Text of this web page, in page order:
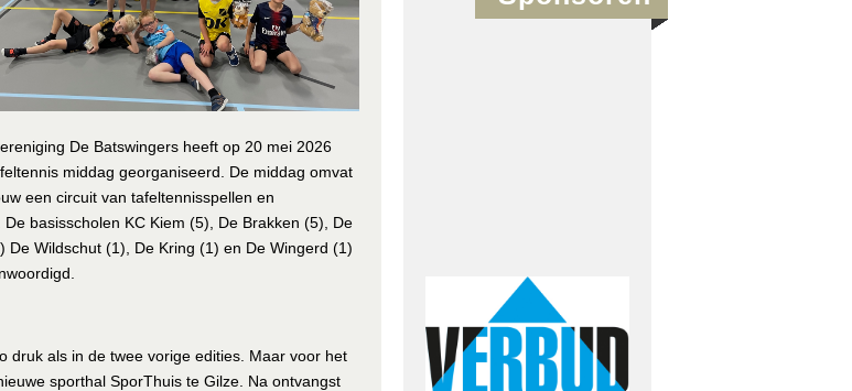
De Batswingers heeft op 20 mei 2026
middag georganiseerd. De middag omvat
een circuit van tafeltennisspellen en
De basisscholen KC Kiem (5), De Brakken (5), De
De Wildschut (1), De Kring (1) en De Wingerd (1)
druk als in de twee vorige edities. Maar voor het
sporthal SporThuis te Gilze. Na ontvangst